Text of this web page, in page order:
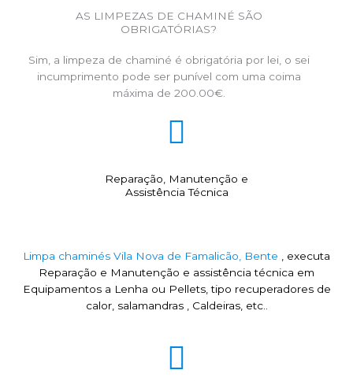
AS LIMPEZAS DE CHAMINÉ SÃO
OBRIGATÓRIAS?
Sim, a limpeza de chaminé é obrigatória por lei, o sei
incumprimento pode ser punível com uma coima
máxima de 200.00€.
Reparação, Manutenção e
Assistência Técnica
Limpa chaminés Vila Nova de Famalicão, Bente , executa
Reparação e Manutenção e assistência técnica em
Equipamentos a Lenha ou Pellets, tipo recuperadores de
calor, salamandras , Caldeiras, etc..